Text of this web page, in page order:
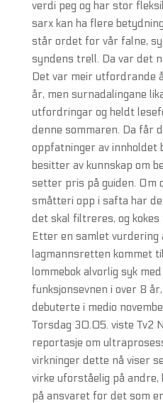
verdi peg og har stor
sarx kan ha flere
står ordet for vår falne,
syndens trell. Da var det
Det var meir utfordrande
år, men surnadalingane
utfordringar og heldt
denne sommaren. Da får
oppfatninger av innholdet
besitter av kunnskap om
setter pris på guiden. Om
småtteri opp i safta har
det skal filtreres, og kokes
Etter en samlet vurdering
lagmannsretten kommet
lommebok alvorlig syk
funksjonsevnen i over 8
debuterte i medio
Torsdag 30.05. viste Tv2
reportasje om
virkninger dette nå viser
virke uforståelig på
på ansvaret for det som